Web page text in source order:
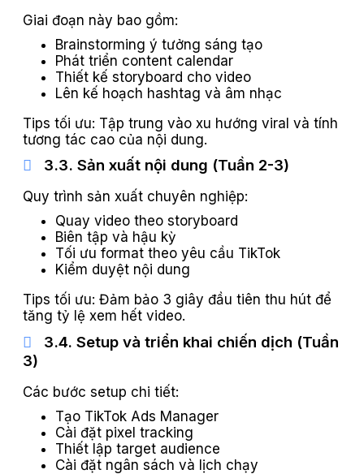
Giai đoạn này bao gồm:
Brainstorming ý tưởng sáng tạo
Phát triển content calendar
Thiết kế storyboard cho video
Lên kế hoạch hashtag và âm nhạc
Tips tối ưu: Tập trung vào xu hướng viral và tính
tương tác cao của nội dung.
3.3. Sản xuất nội dung (Tuần 2-3)
Quy trình sản xuất chuyên nghiệp:
Quay video theo storyboard
Biên tập và hậu kỳ
Tối ưu format theo yêu cầu TikTok
Kiểm duyệt nội dung
Tips tối ưu: Đảm bảo 3 giây đầu tiên thu hút để
tăng tỷ lệ xem hết video.
3.4. Setup và triển khai chiến dịch (Tuần
3)
Các bước setup chi tiết:
Tạo TikTok Ads Manager
Cài đặt pixel tracking
Thiết lập target audience
Cài đặt ngân sách và lịch chạy